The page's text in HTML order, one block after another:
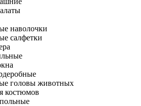
наволочки
салфетки
головы животных
костюмов